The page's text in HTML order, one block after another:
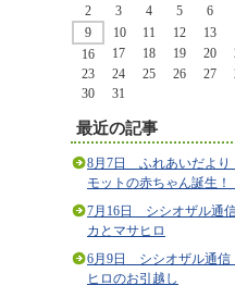
2
3 4 5 6
9
10 11 12 13
16
17 18 19 20
23
24 25 26 27
30
31
最近の記事
8月7日 ふれあいだよ
モットの赤ちゃん誕生！
7月16日 シシオザル通
カとマサヒロ
6月9日 シシオザル通
ヒロのお引越し